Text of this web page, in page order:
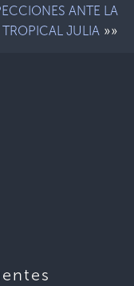
ANTE LA
TROPICAL JULIA »»